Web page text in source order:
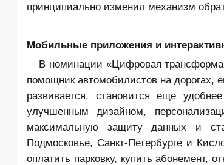
принципиально изменил механизм
Мобильные приложения и
В номинации «Цифровая
помощник автомобилистов на дорогах,
развивается, становится еще
улучшенным дизайном,
максимальную защиту данных и
Подмосковье, Санкт-Петербурге и
оплатить парковку, купить абонемент,